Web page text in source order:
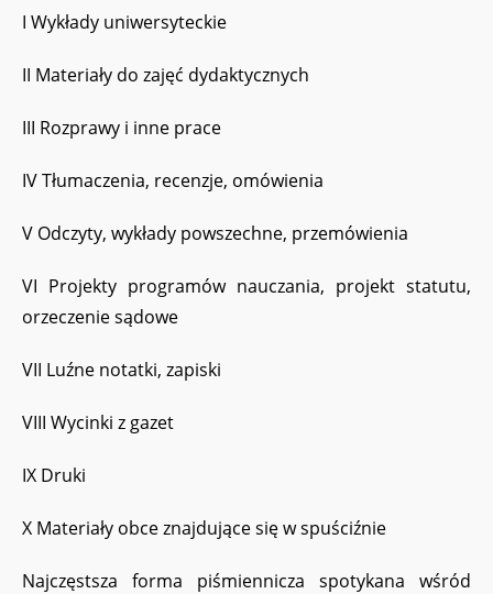
I Wykłady uniwersyteckie
II Materiały do zajęć dydaktycznych
III Rozprawy i inne prace
IV Tłumaczenia, recenzje, omówienia
V Odczyty, wykłady powszechne, przemówienia
VI Projekty programów nauczania, projekt statutu,
orzeczenie sądowe
VII Luźne notatki, zapiski
VIII Wycinki z gazet
IX Druki
X Materiały obce znajdujące się w spuściźnie
Najczęstsza forma piśmiennicza spotykana wśród